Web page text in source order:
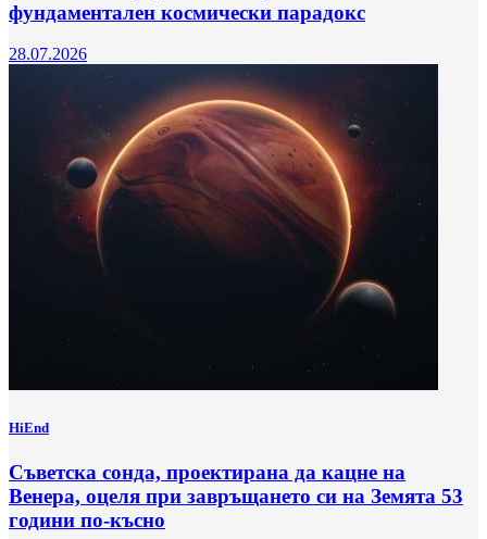
фундаментален космически парадокс
28.07.2026
HiEnd
Съветска сонда, проектирана да кацне на
Венера, оцеля при завръщането си на Земята 53
години по-късно